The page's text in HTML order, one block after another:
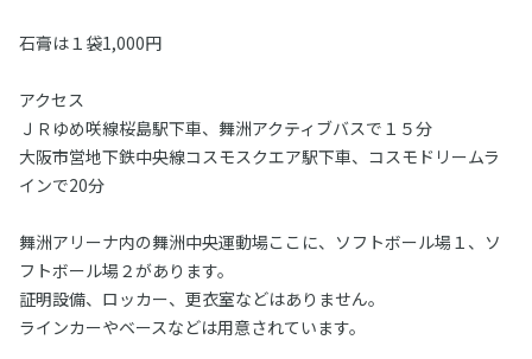
石膏は１袋1,000円
アクセス
ＪＲゆめ咲線桜島駅下車、舞洲アクティブバスで１５分
大阪市営地下鉄中央線コスモスクエア駅下車、コスモドリームラ
インで20分
舞洲アリーナ内の舞洲中央運動場ここに、ソフトボール場１、ソ
フトボール場２があります。
証明設備、ロッカー、更衣室などはありません。
ラインカーやベースなどは用意されています。